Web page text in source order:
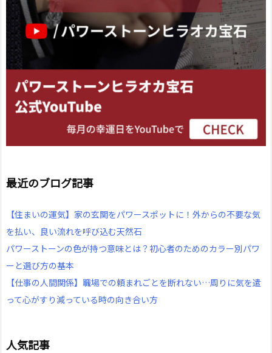
最近のブログ記事
【住まいの運気】家の玄関をパワースポットに！外からの不要な気
を払い、良い流れを呼び込む天然石
パワーストーンの色が持つ意味とは？初心者のためのカラー別パワ
ーと選び方の基本
【仕事の人間関係】職場での頼まれごとを断れない…周りに気を遣
って心がすり減っている時の向き合い方
人気記事